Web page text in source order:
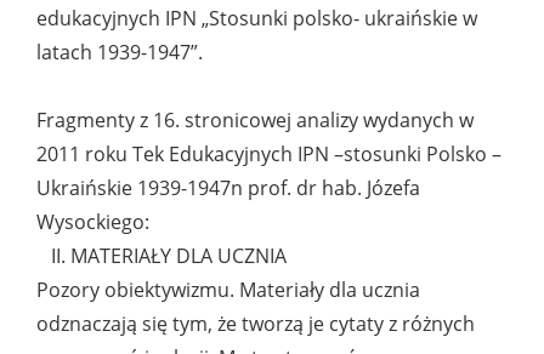
edukacyjnych IPN „Stosunki polsko- ukraińskie w
latach 1939-1947”.
Fragmenty z 16. stronicowej analizy wydanych w
2011 roku Tek Edukacyjnych IPN –stosunki Polsko –
Ukraińskie 1939-1947n prof. dr hab. Józefa
Wysockiego:
II. MATERIAŁY DLA UCZNIA
Pozory obiektywizmu. Materiały dla ucznia
odznaczają się tym, że tworzą je cytaty z różnych